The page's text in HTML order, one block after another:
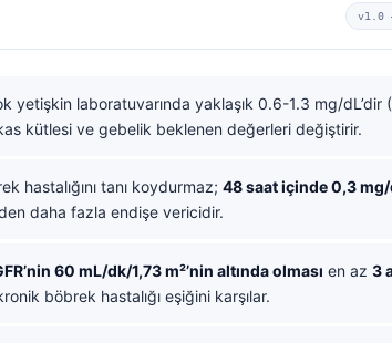
v1.0
yetişkin laboratuvarında yaklaşık 0.6-1.3 mg/dL’dir
kütlesi ve gebelik beklenen değerleri değiştirir.
hastalığını tanı koydurmaz; 48 saat içinde 0,3
daha fazla endişe vericidir.
60 mL/dk/1,73 m²’nin altında olması en az 3
böbrek hastalığı eşiğini karşılar.